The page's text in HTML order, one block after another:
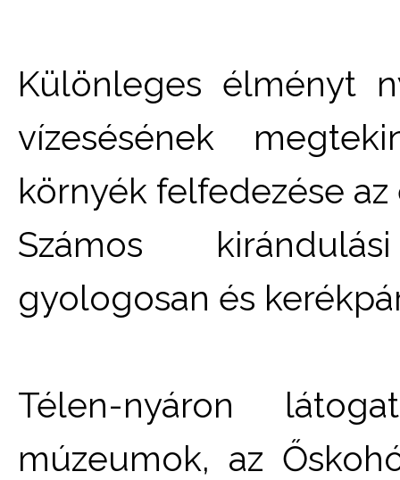
Különleges élményt
vízesésének
környék felfedezése
Számos
gyologosan és
Télen-nyáron
múzeumok, az